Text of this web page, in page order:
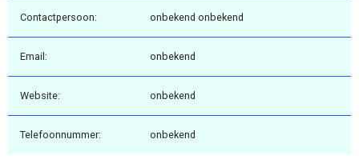
Contactpersoon: onbekend onbekend
Email: onbekend
Website: onbekend
Telefoonnummer: onbekend